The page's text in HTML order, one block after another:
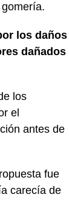
los daños
dañados
los
el
antes de
fue
carecía de